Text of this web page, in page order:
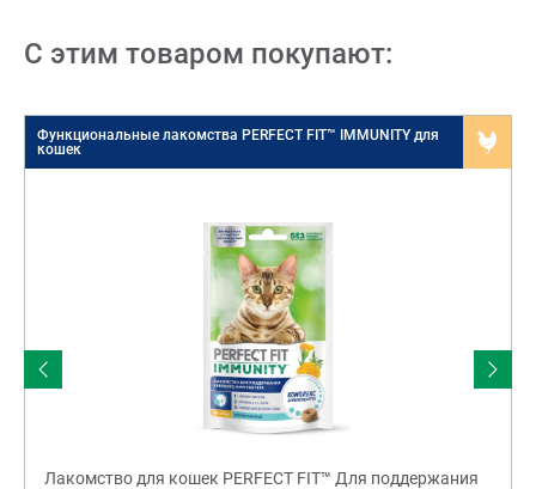
С этим товаром покупают:
Функциональные лакомства PERFECT FIT™ IMMUNITY для
кошек
Лакомство для кошек PERFECT FIT™ Для поддержания